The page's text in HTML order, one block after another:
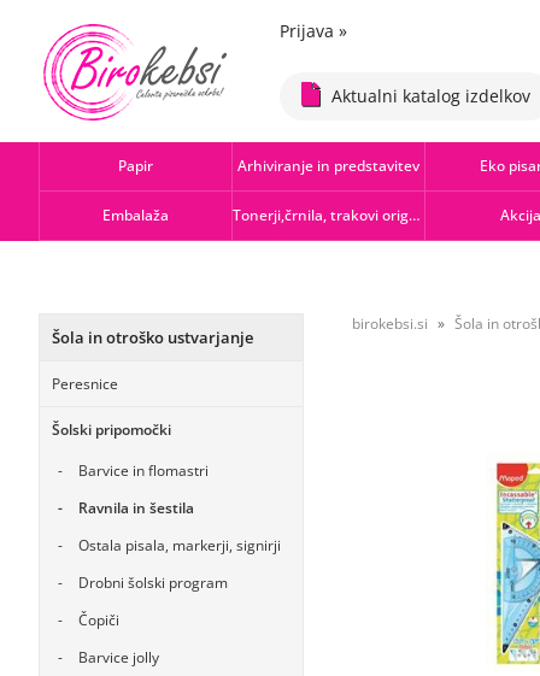
Prijava »
Aktualni katalog izdelkov
Papir Arhiviranje in predstavitev Eko
Embalaža Tonerji,črnila, trakovi orig.-rec. Akcija
Šola in otroško ustvarjanje
Peresnice
Šolski pripomočki
Barvice in flomastri
Ravnila in šestila
Ostala pisala, markerji, signirji
Drobni šolski program
Čopiči
Barvice jolly
birokebsi.si Šola in